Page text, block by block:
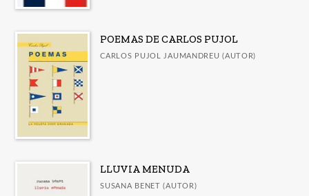
POEMAS DE CARLOS PUJOL
CARLOS PUJOL JAUMANDREU (AUTOR)
LLUVIA MENUDA
SUSANA BENET (AUTOR)